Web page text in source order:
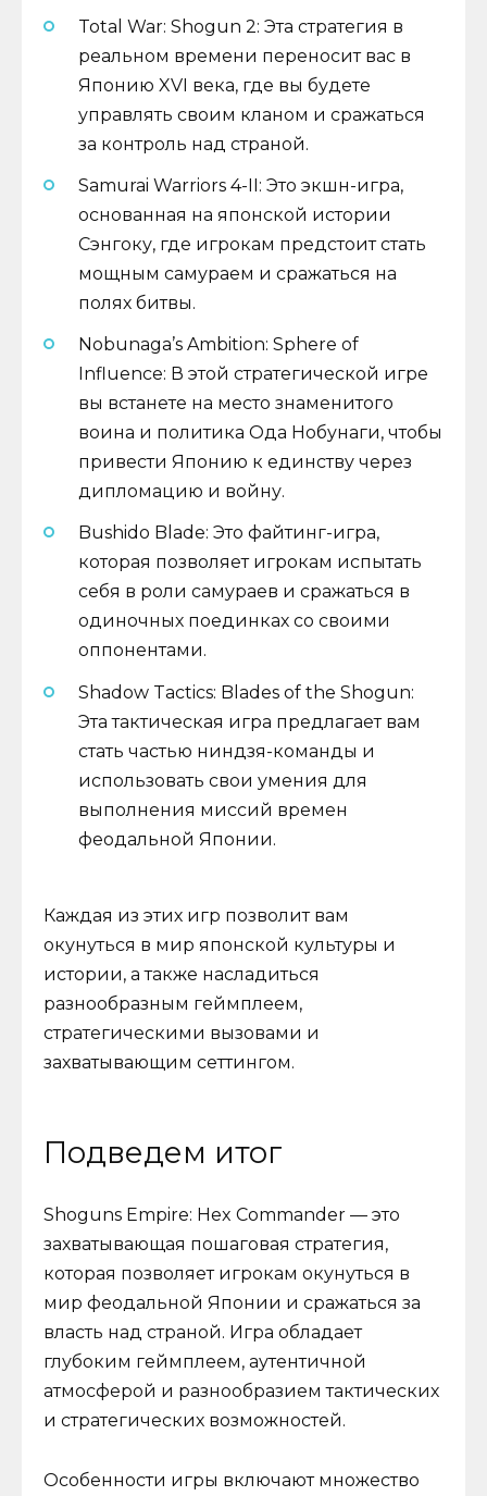
Total War: Shogun 2: Эта стратегия в
реальном времени переносит вас в
Японию XVI века, где вы будете
управлять своим кланом и сражаться
за контроль над страной.
Samurai Warriors 4-II: Это экшн-игра,
основанная на японской истории
Сэнгоку, где игрокам предстоит стать
мощным самураем и сражаться на
полях битвы.
Nobunaga’s Ambition: Sphere of
Influence: В этой стратегической игре
вы встанете на место знаменитого
воина и политика Ода Нобунаги, чтобы
привести Японию к единству через
дипломацию и войну.
Bushido Blade: Это файтинг-игра,
которая позволяет игрокам испытать
себя в роли самураев и сражаться в
одиночных поединках со своими
оппонентами.
Shadow Tactics: Blades of the Shogun:
Эта тактическая игра предлагает вам
стать частью ниндзя-команды и
использовать свои умения для
выполнения миссий времен
феодальной Японии.
Каждая из этих игр позволит вам
окунуться в мир японской культуры и
истории, а также насладиться
разнообразным геймплеем,
стратегическими вызовами и
захватывающим сеттингом.
Подведем итог
Shoguns Empire: Hex Commander — это
захватывающая пошаговая стратегия,
которая позволяет игрокам окунуться в
мир феодальной Японии и сражаться за
власть над страной. Игра обладает
глубоким геймплеем, аутентичной
атмосферой и разнообразием тактических
и стратегических возможностей.
Особенности игры включают множество